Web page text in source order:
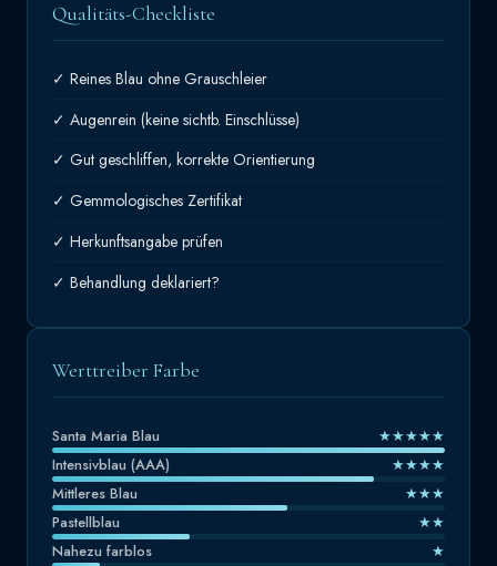
Qualitäts-Checkliste
✓ Reines Blau ohne Grauschleier
✓ Augenrein (keine sichtb. Einschlüsse)
✓ Gut geschliffen, korrekte Orientierung
✓ Gemmologisches Zertifikat
✓ Herkunftsangabe prüfen
✓ Behandlung deklariert?
Werttreiber Farbe
Santa Maria Blau
★★★★★
Intensivblau (AAA)
★★★★
Mittleres Blau
★★★
Pastellblau
★★
Nahezu farblos
★